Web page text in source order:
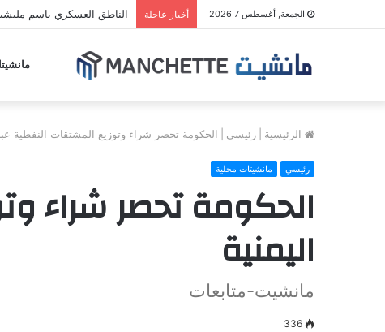
الجمعة, أغسطس 7 2026 أخبار عاجلة الناطق العسكري باسم
الرئيسية رئيسي الحكومة تحصر شراء وتوزيع المشتقات النفطية
رئيسي مانشيتات محلية
الحكومة تحصر شراء
اليمنية
مانشيت-متابعات
336